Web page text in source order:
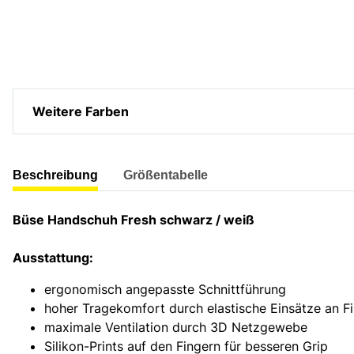
Weitere Farben
weitere Registerkarten anzeigen
Beschreibung Größentabelle
Büse Handschuh Fresh schwarz / weiß
Ausstattung:
ergonomisch angepasste Schnittführung
hoher Tragekomfort durch elastische Einsätze an
maximale Ventilation durch 3D Netzgewebe
Silikon-Prints auf den Fingern für besseren Grip